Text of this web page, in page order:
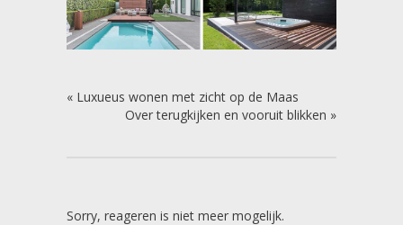
« Luxueus wonen met zicht op de Maas
Over terugkijken en vooruit blikken »
Sorry, reageren is niet meer mogelijk.